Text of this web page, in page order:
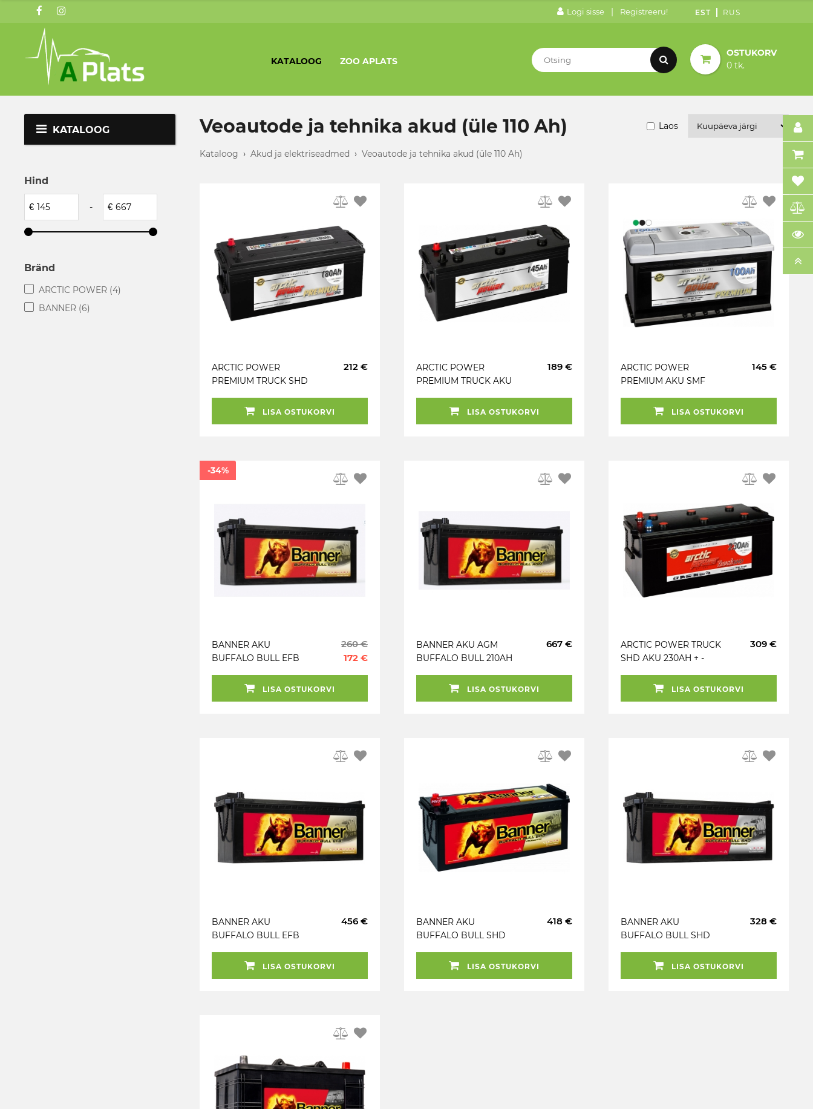
Logi sisse | Registreeru! EST RUS
KATALOOG ZOO APLATS
OSTUKORV
0 tk.
KATALOOG
Hind
€ - €
Bränd
ARCTIC POWER (4)
BANNER (6)
Veoautode ja tehnika akud (üle 110 Ah)
Kataloog › Akud ja elektriseadmed › Veoautode ja tehnika akud (üle 110 Ah)
Laos
ARCTIC POWER
PREMIUM TRUCK SHD
/ 220 1000A (EN) + / -
212 €
LISA OSTUKORVI
ARCTIC POWER
PREMIUM TRUCK AKU
/ 220 800A (EN) + / -
189 €
LISA OSTUKORVI
ARCTIC POWER
PREMIUM AKU SMF
900A (EN) - / + MAGIC
145 €
LISA OSTUKORVI
-34%
BANNER AKU
BUFFALO BULL EFB
260 €
172 €
LISA OSTUKORVI
BANNER AKU AGM
BUFFALO BULL 210AH
MP4.FH4.MAN.IVECO
667 €
LISA OSTUKORVI
ARCTIC POWER TRUCK
SHD AKU 230AH + -
309 €
LISA OSTUKORVI
BANNER AKU
BUFFALO BULL EFB
456 €
LISA OSTUKORVI
BANNER AKU
BUFFALO BULL SHD
517X273X212 + - 1150A
418 €
LISA OSTUKORVI
BANNER AKU
BUFFALO BULL SHD
513X223X220 + VASAK
328 €
LISA OSTUKORVI